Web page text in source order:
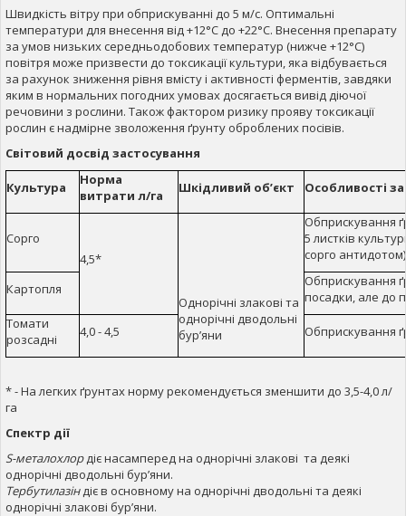
Швидкість вітру при обприскуванні до 5 м/с. Оптимальні
температури для внесення від +12°С до +22°С. Внесення препарату
за умов низьких середньодобових температур (нижче +12°С)
повітря може призвести до токсикації культури, яка відбувається
за рахунок зниження рівня вмісту і активності ферментів, завдяки
яким в нормальних погодних умовах досягається вивід діючої
речовини з рослини. Також фактором ризику прояву токсикації
рослин є надмірне зволоження ґрунту оброблених посівів.
Світовий досвід застосування
Культура
Норма
витрати л/га
Шкідливий об’єкт Особливості
Сорго
4,5*
Однорічні злакові та
однорічні дводольні
бур’яни
Обприскування
5 листків
сорго антидотом)
Картопля
Обприскування
посадки, але до
Томати
розсаднi
4,0 - 4,5 Обприскування
* - На легких ґрунтах норму рекомендується зменшити до 3,5-4,0 л/
га
Спектр дії
S-металохлордіє насамперед на однорічні злакові та деякі
однорічні дводольні бур’яни.
Тербутилазіндіє в основному на однорічні дводольні та деякі
однорічні злакові бур’яни.